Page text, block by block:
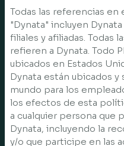
Todas las referencias en
"Dynata" incluyen
filiales y afiliadas. Todas
refieren a Dynata. Todo
ubicados en Estados
Dynata están ubicados
mundo para los
los efectos de esta
a cualquier persona que
Dynata, incluyendo la
y/o que participe en las